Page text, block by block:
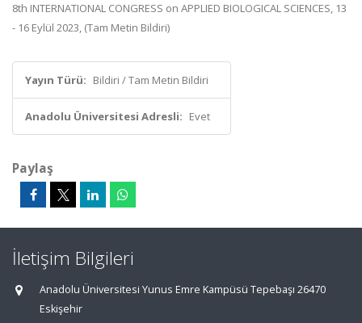
8th INTERNATIONAL CONGRESS on APPLIED BIOLOGICAL SCIENCES, 13
- 16 Eylül 2023, (Tam Metin Bildiri)
Yayın Türü: Bildiri / Tam Metin Bildiri
Anadolu Üniversitesi Adresli: Evet
Paylaş
İletişim Bilgileri
Anadolu Üniversitesi Yunus Emre Kampüsü Tepebaşı 26470
Eskişehir